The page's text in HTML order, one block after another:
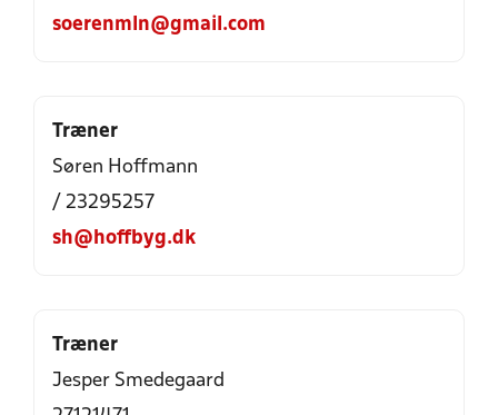
soerenmln@gmail.com
Træner
Søren Hoffmann
/ 23295257
sh@hoffbyg.dk
Træner
Jesper Smedegaard